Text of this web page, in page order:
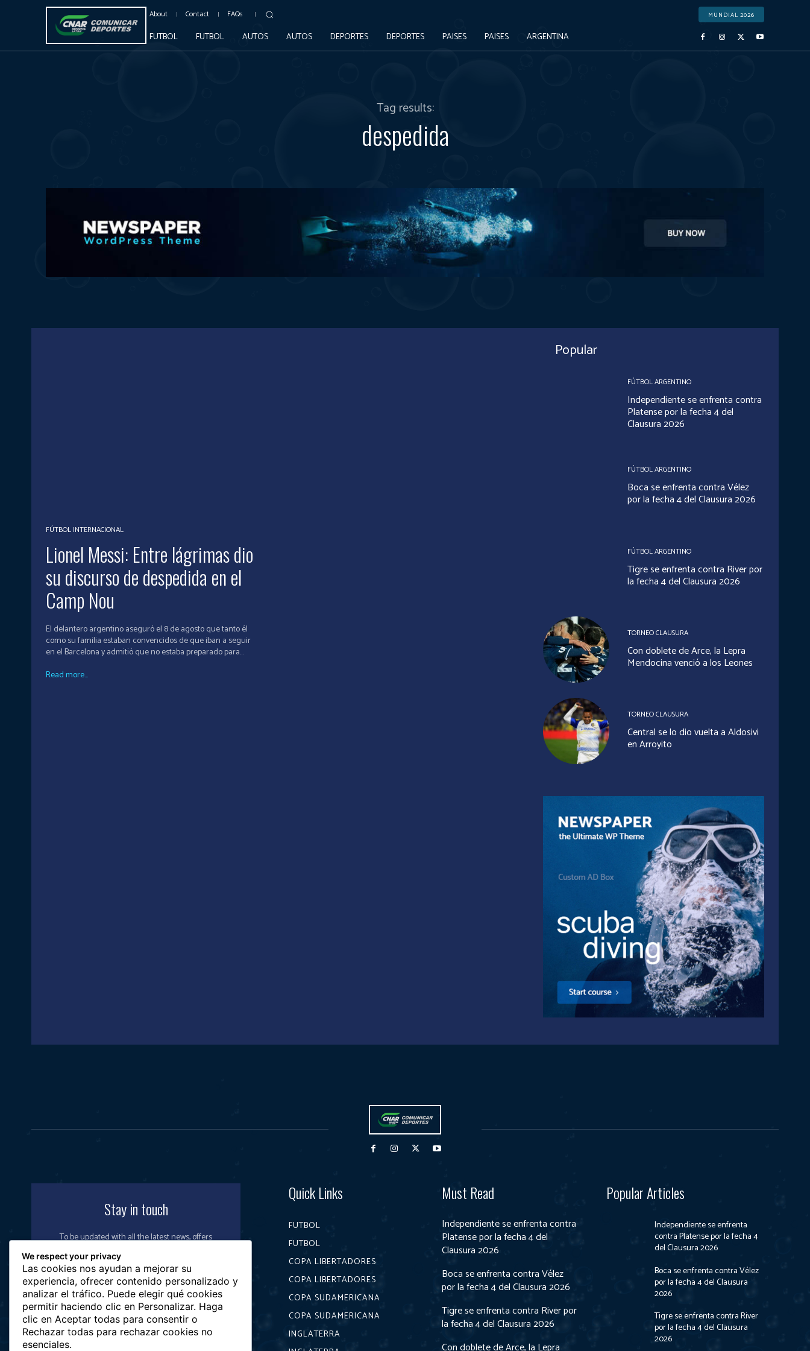
About Contact FAQs MUNDIAL 2026
FUTBOL FUTBOL AUTOS AUTOS DEPORTES DEPORTES PAISES PAISES ARGENTINA
Tag results:
despedida
FÚTBOL INTERNACIONAL
Lionel Messi: Entre lágrimas dio
su discurso de despedida en el
Camp Nou
El delantero argentino aseguró el 8 de agosto que tanto él
como su familia estaban convencidos de que iban a seguir
en el Barcelona y admitió que no estaba preparado para...
Read more...
Popular
FÚTBOL ARGENTINO
Independiente se enfrenta contra
Platense por la fecha 4 del
Clausura 2026
FÚTBOL ARGENTINO
Boca se enfrenta contra Vélez
por la fecha 4 del Clausura 2026
FÚTBOL ARGENTINO
Tigre se enfrenta contra River por
la fecha 4 del Clausura 2026
TORNEO CLAUSURA
Con doblete de Arce, la Lepra
Mendocina venció a los Leones
TORNEO CLAUSURA
Central se lo dio vuelta a Aldosivi
en Arroyito
Stay in touch
To be updated with all the latest news, offers
and special announcements.
SIGN UP
Quick Links
FUTBOL
FUTBOL
COPA LIBERTADORES
COPA LIBERTADORES
COPA SUDAMERICANA
COPA SUDAMERICANA
INGLATERRA
Must Read
Independiente se enfrenta contra
Platense por la fecha 4 del
Clausura 2026
Boca se enfrenta contra Vélez
por la fecha 4 del Clausura 2026
Tigre se enfrenta contra River por
la fecha 4 del Clausura 2026
Con doblete de Arce, la Lepra
Popular Articles
Independiente se enfrenta
contra Platense por la fecha 4
del Clausura 2026
Boca se enfrenta contra Vélez
por la fecha 4 del Clausura
2026
Tigre se enfrenta contra River
por la fecha 4 del Clausura
2026
We respect your privacy
Las cookies nos ayudan a mejorar su
experiencia, ofrecer contenido personalizado y
analizar el tráfico. Puede elegir qué cookies
permitir haciendo clic en Personalizar. Haga
clic en Aceptar todas para consentir o
Rechazar todas para rechazar cookies no
esenciales.